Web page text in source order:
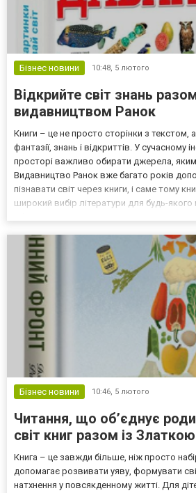
Бізнес новини 10:48, 5 лютого
Відкрийте світ знань
видавництвом Ранок
Книги – це не просто сторінки з текстом,
фантазії, знань і відкриттів. У сучасному
просторі важливо обирати джерела,
Видавництво Ранок вже багато років
пізнавати світ через книги, і саме тому
широкий вибір літератури для будь-якого
Бізнес новини 10:46, 5 лютого
Читання, що об’єднує
світ книг разом із Златкою
Книга – це завжди більше, ніж просто
допомагає розвивати уяву, формувати
натхнення у повсякденному житті. Для